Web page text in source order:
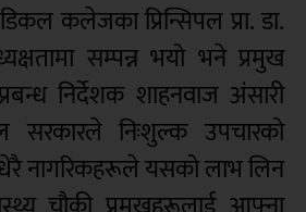
कलेजका प्रिन्सिपल प्रा. डा.
सम्पन्न भयो भने प्रमुख
निर्देशक शाहनवाज अंसारी
निःशुल्क उपचारको
धेरै नागरिकहरूले यसको लाभ लिन